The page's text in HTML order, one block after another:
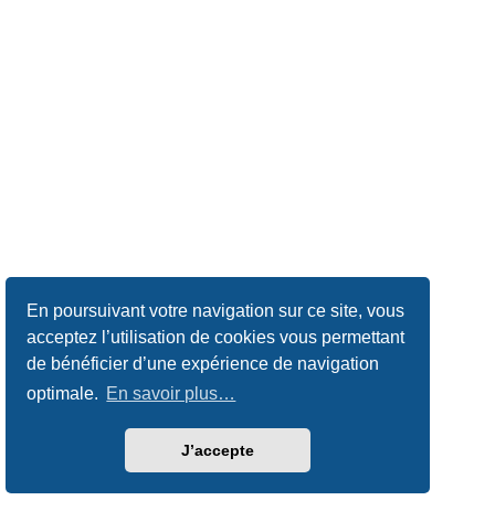
En poursuivant votre navigation sur ce site, vous
acceptez l’utilisation de cookies vous permettant
de bénéficier d’une expérience de navigation
optimale. En savoir plus…
J’accepte